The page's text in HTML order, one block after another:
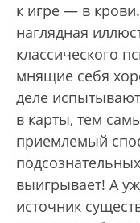
к игре — в
наглядная
классического
мнящие себя
деле
в карты, тем
приемлемый
выигрывает! А
источник